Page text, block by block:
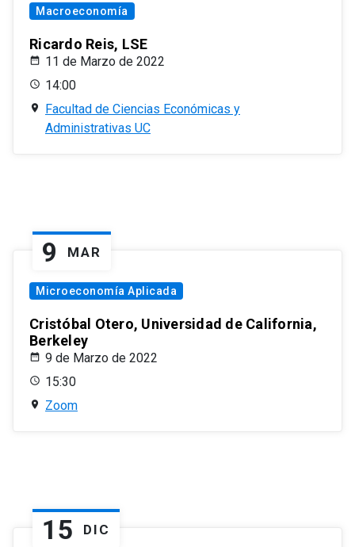
Macroeconomía
Ricardo Reis, LSE
11 de Marzo de 2022
14:00
Facultad de Ciencias Económicas y
Administrativas UC
9 MAR
Microeconomía Aplicada
Cristóbal Otero, Universidad de California,
Berkeley
9 de Marzo de 2022
15:30
Zoom
15 DIC